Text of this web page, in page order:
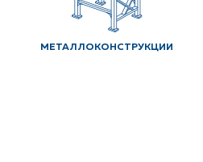
МЕТАЛЛОКОНСТРУКЦИИ